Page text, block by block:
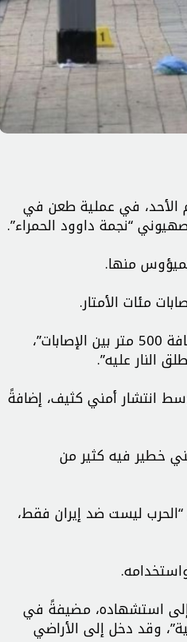
صباح اليوم الأحد، في عملية طعن في
“نجمة داوود الحمراء”.
منها.
مئات الأمتار.
ومن جهتها، إذاعة “جيش” الاحتلال قالت إنّ منفذ العملية “نفذها في 3 مواقع مختلفة، بمسافة 500 متر بين الإصابات”،
النار عليه”.
انتشار أمني كثيف، إضافةً
خطير فيه كثير من
ليست ضد إيران فقط،
إلى استشهاده، مضيفةً في
وقد دخل إلى الأراضي